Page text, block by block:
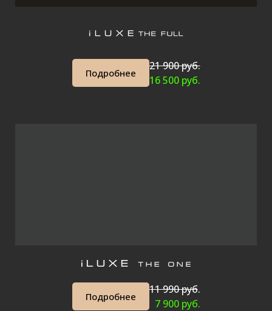
Подробнее
21 900 руб.
16 500 руб.
Подробнее
11 990 руб.
7 900 руб.